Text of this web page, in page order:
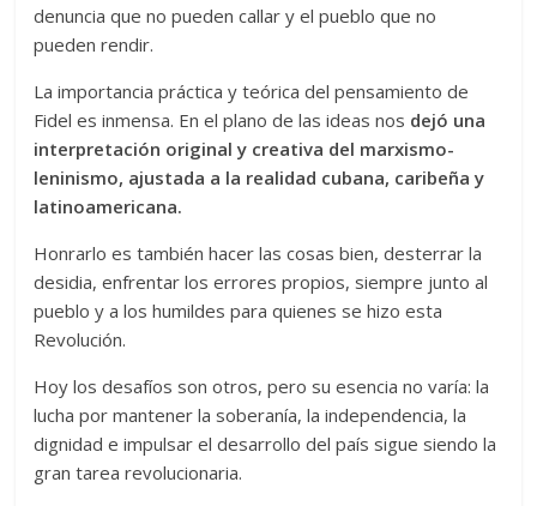
denuncia que no pueden callar y el pueblo que no
pueden rendir.
La importancia práctica y teórica del pensamiento de
Fidel es inmensa. En el plano de las ideas nos dejó una
interpretación original y creativa del marxismo-
leninismo, ajustada a la realidad cubana, caribeña y
latinoamericana.
Honrarlo es también hacer las cosas bien, desterrar la
desidia, enfrentar los errores propios, siempre junto al
pueblo y a los humildes para quienes se hizo esta
Revolución.
Hoy los desafíos son otros, pero su esencia no varía: la
lucha por mantener la soberanía, la independencia, la
dignidad e impulsar el desarrollo del país sigue siendo la
gran tarea revolucionaria.